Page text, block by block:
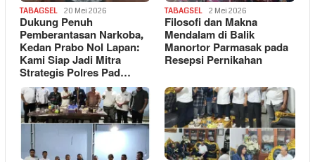
TABAGSEL 20 Mei 2026
Dukung Penuh
Pemberantasan Narkoba,
Kedan Prabo Nol Lapan:
Kami Siap Jadi Mitra
Strategis Polres Pad…
TABAGSEL 2 Mei 2026
Filosofi dan Makna
Mendalam di Balik
Manortor Parmasak pada
Resepsi Pernikahan